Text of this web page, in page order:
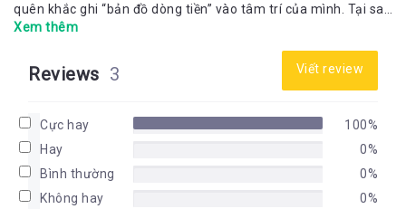
quên khắc ghi “bản đồ dòng tiền” vào tâm trí của mình. Tại sao
lại là bản đồ? Bởi có bản đồ, bạn định hướng được đích đến và
những cuộc phiêu lưu và hi vọng cuốn sách này sẽ là công cụ
đầu tiên, giúp bạn tự tin đặt những bước chân đầu tiên vào thế
Xem thêm
Reviews 3 Viết review
Cực hay
100%
Hay
0%
Bình thường
0%
Không hay
0%